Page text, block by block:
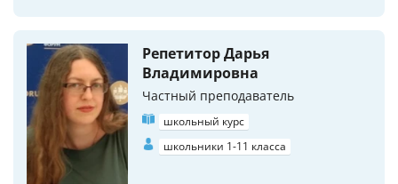
Репетитор Дарья
Владимировна
Частный преподаватель
школьный курс
школьники 1-11 класса